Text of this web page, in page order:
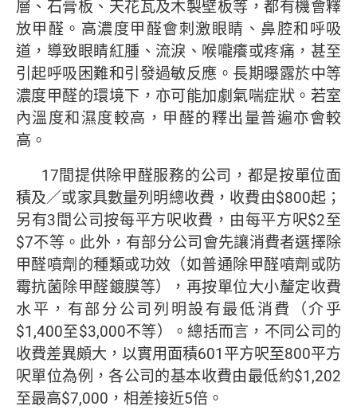
層、石膏板、天花瓦及木製壁板等，都有機會釋
放甲醛。高濃度甲醛會刺激眼睛、鼻腔和呼吸
道，導致眼睛紅腫、流淚、喉嚨癢或疼痛，甚至
引起呼吸困難和引發過敏反應。長期曝露於中等
濃度甲醛的環境下，亦可能加劇氣喘症狀。若室
內溫度和濕度較高，甲醛的釋出量普遍亦會較
高。
17間提供除甲醛服務的公司，都是按單位面
積及／或家具數量列明總收費，收費由$800起；
另有3間公司按每平方呎收費，由每平方呎$2至
$7不等。此外，有部分公司會先讓消費者選擇除
甲醛噴劑的種類或功效（如普通除甲醛噴劑或防
霉抗菌除甲醛鍍膜等），再按單位大小釐定收費
水平，有部分公司列明設有最低消費（介乎
$1,400至$3,000不等）。總括而言，不同公司的
收費差異頗大，以實用面積601平方呎至800平方
呎單位為例，各公司的基本收費由最低約$1,202
至最高$7,000，相差接近5倍。